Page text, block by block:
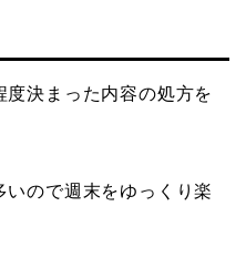
決まった内容の処方を
いので週末をゆっくり楽